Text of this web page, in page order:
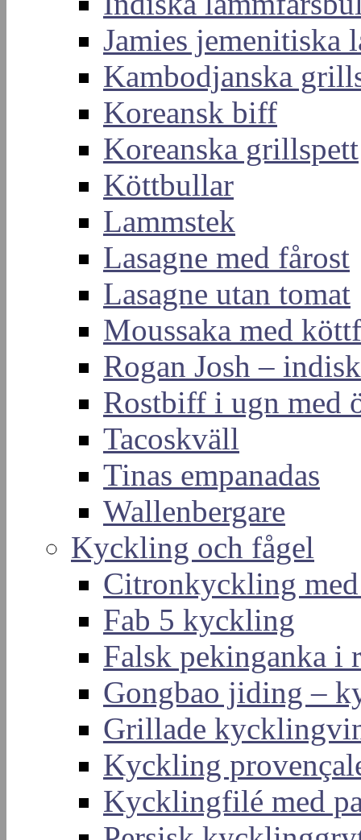
Jamies jemenitiska
Kambodjanska
Koreansk biff
Koreanska grillspett
Köttbullar
Lammstek
Lasagne med fårost
Lasagne utan tomat
Moussaka med
Rogan Josh –
Rostbiff i ugn med
Tacoskväll
Tinas empanadas
Wallenbergare
Kyckling och fågel
Citronkyckling
Fab 5 kyckling
Falsk pekinganka i
Gongbao jiding –
Grillade
Kyckling
Kycklingfilé med